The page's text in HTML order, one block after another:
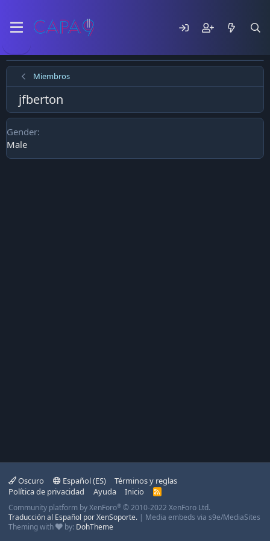
Miembros
jfberton
Gender
Male
Oscuro Español (ES)
Términos y reglas
Política de privacidad
Ayuda Inicio
R
S
Community platform by XenForo® © 2010-2022 XenForo Ltd.
Traducción al Español por XenSoporte. | Media embeds via s9e/MediaSites
Theming with
by: DohTheme